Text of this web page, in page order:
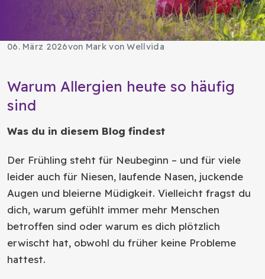
06. März 2026von Mark von Wellvida
Warum Allergien heute so häufig
sind
Was du in diesem Blog findest
Der Frühling steht für Neubeginn – und für viele
leider auch für Niesen, laufende Nasen, juckende
Augen und bleierne Müdigkeit. Vielleicht fragst du
dich, warum gefühlt immer mehr Menschen
betroffen sind oder warum es dich plötzlich
erwischt hat, obwohl du früher keine Probleme
hattest.